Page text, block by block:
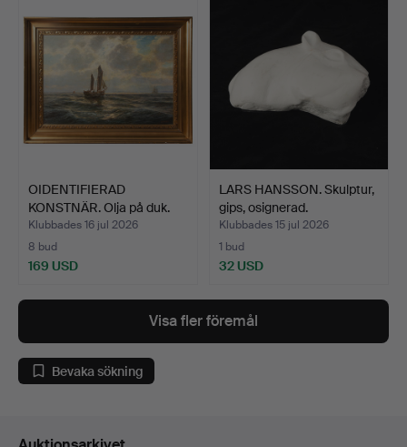
OIDENTIFIERAD
KONSTNÄR. Olja på duk.
Klubbades 16 jul 2026
8 bud
169 USD
LARS HANSSON. Skulptur,
gips, osignerad.
Klubbades 15 jul 2026
1 bud
32 USD
Visa fler föremål
Bevaka sökning